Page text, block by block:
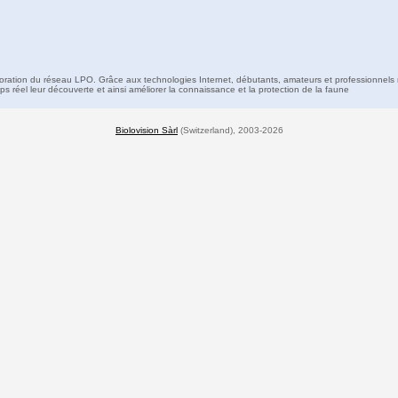
du réseau LPO. Grâce aux technologies Internet, débutants, amateurs et professionnels
réel leur découverte et ainsi améliorer la connaissance et la protection de la faune
Biolovision Sàrl (Switzerland), 2003-2026